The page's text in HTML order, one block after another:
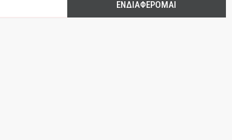
ΕΝΔΙΑΦΈΡΟΜΑΙ